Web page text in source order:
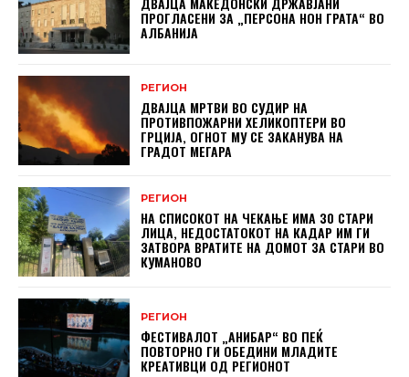
ПРОГЛАСЕНИ ЗА „ПЕРСОНА НОН ГРАТА“ ВО
АЛБАНИЈА
РЕГИОН
ДВАЈЦА МРТВИ ВО СУДИР НА
ПРОТИВПОЖАРНИ ХЕЛИКОПТЕРИ ВО
ГРЦИЈА, ОГНОТ МУ СЕ ЗАКАНУВА НА
ГРАДОТ МЕГАРА
РЕГИОН
НА СПИСОКОТ НА ЧЕКАЊЕ ИМА 30 СТАРИ
ЛИЦА, НЕДОСТАТОКОТ НА КАДАР ИМ ГИ
ЗАТВОРА ВРАТИТЕ НА ДОМОТ ЗА СТАРИ ВО
КУМАНОВО
РЕГИОН
ФЕСТИВАЛОТ „АНИБАР“ ВО ПЕЌ
ПОВТОРНО ГИ ОБЕДИНИ МЛАДИТЕ
КРЕАТИВЦИ ОД РЕГИОНОТ